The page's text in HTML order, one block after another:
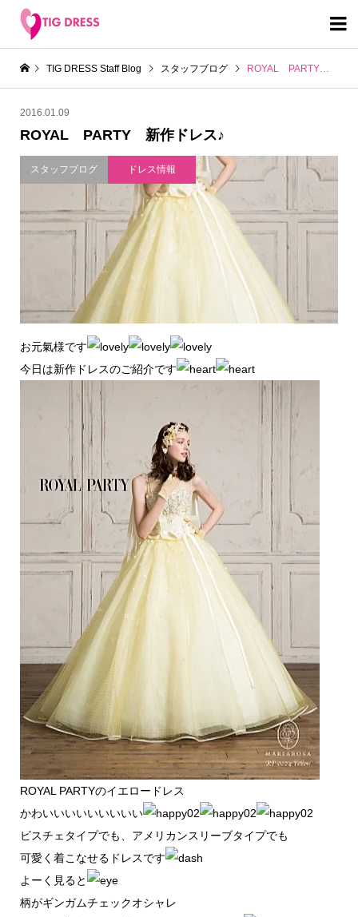

TIG DRESS Staff Blog スタッフブログ ROYAL PARTY 新作ドレス♪
2016.01.09
ROYAL PARTY 新作ドレス♪
スタッフブログ ドレス情報
お元氣様です
今日は新作ドレスのご紹介です
ROYAL PARTYのイエロードレス
かわいいいいいいいいい
ビスチェタイプでも、アメリカンスリーブタイプでも
可愛く着こなせるドレスです
よーく見ると
柄がギンガムチェックオシャレ